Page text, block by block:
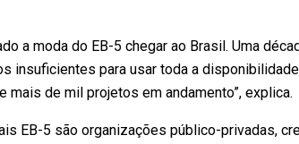
a moda do EB-5 chegar ao Brasil. Uma
insuficientes para usar toda a
mais de mil projetos em andamento”, explica.
EB-5 são organizações público-privadas,